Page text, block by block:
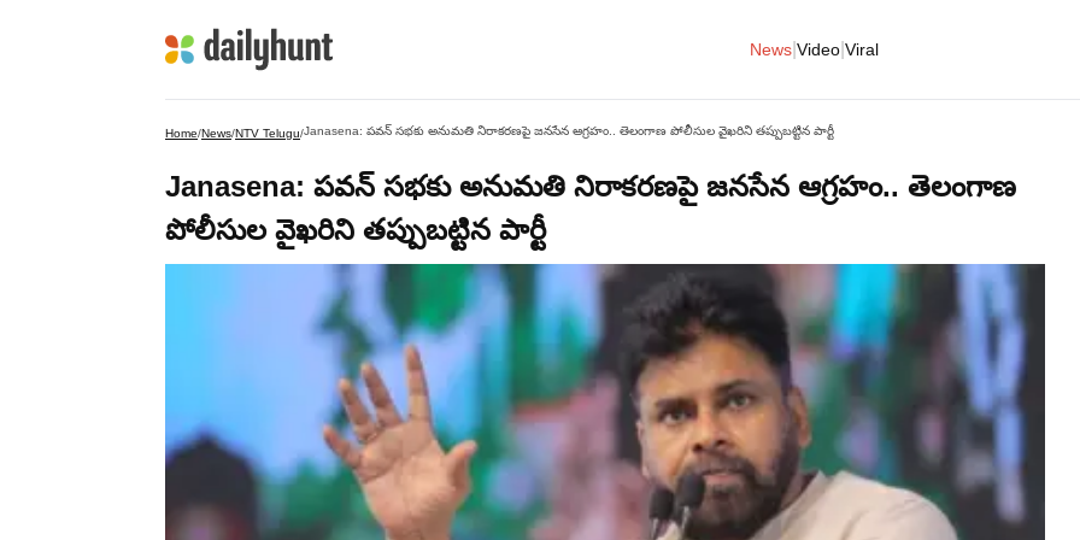
News Video Viral
Home/News/NTV Telugu/Janasena: పవన్‌ సభకు అనుమతి నిరాకరణపై జనసేన ఆగ్రహం.. తెలంగాణ పోలీసుల వైఖరిని తప్పుబట్టిన పార్టీ
Janasena: పవన్‌ సభకు అనుమతి నిరాకరణపై జనసేన ఆగ్రహం.. తెలంగాణ
పోలీసుల వైఖరిని తప్పుబట్టిన పార్టీ